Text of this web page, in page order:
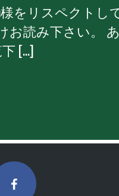
をリスペクトし
お読み下さい。
[…]